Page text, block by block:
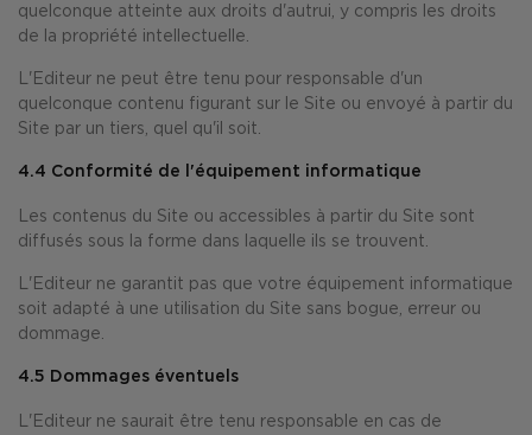
quelconque atteinte aux droits d'autrui, y compris les droits
de la propriété intellectuelle.
L'Editeur ne peut être tenu pour responsable d'un
quelconque contenu figurant sur le Site ou envoyé à partir du
Site par un tiers, quel qu'il soit.
4.4 Conformité de l'équipement informatique
Les contenus du Site ou accessibles à partir du Site sont
diffusés sous la forme dans laquelle ils se trouvent.
L'Editeur ne garantit pas que votre équipement informatique
soit adapté à une utilisation du Site sans bogue, erreur ou
dommage.
4.5 Dommages éventuels
L'Editeur ne saurait être tenu responsable en cas de